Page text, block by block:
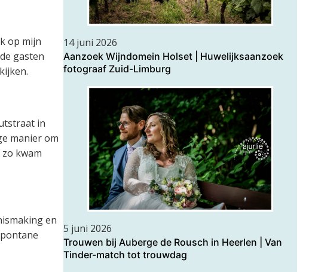
op mijn
gasten
in
manier om
kwam
en
14 juni 2026
Aanzoek Wijndomein Holset | Huwelijksaanzoek
fotograaf Zuid-Limburg
5 juni 2026
Trouwen bij Auberge de Rousch in Heerlen | Van
Tinder-match tot trouwdag